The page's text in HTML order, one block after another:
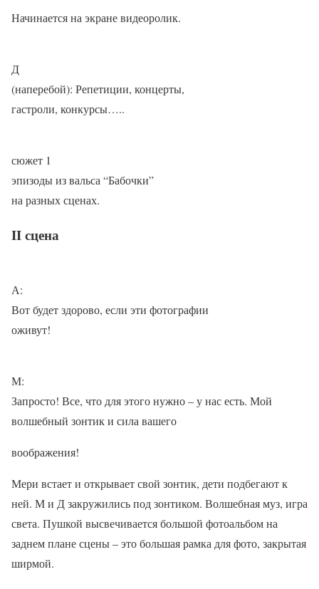
Начинается на экране видеоролик.
Д
(наперебой): Репетиции, концерты,
гастроли, конкурсы…..
сюжет 1
эпизоды из вальса “Бабочки”
на разных сценах.
II сцена
А:
Вот будет здорово, если эти фотографии
оживут!
М:
Запросто! Все, что для этого нужно – у нас есть. Мой
волшебный зонтик и сила вашего
воображения!
Мери встает и открывает свой зонтик, дети подбегают к
ней. М и Д закружились под зонтиком. Волшебная муз, игра
света. Пушкой высвечивается большой фотоальбом на
заднем плане сцены – это большая рамка для фото, закрытая
ширмой.